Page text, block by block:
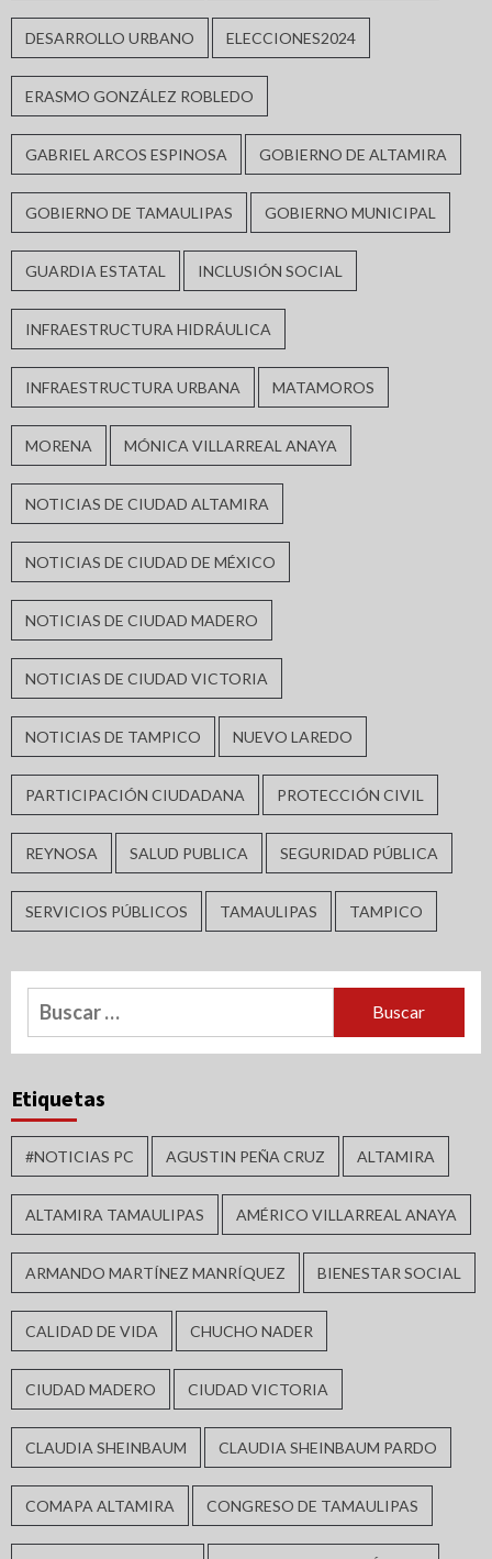
DESARROLLO URBANO ELECCIONES2024
ERASMO GONZÁLEZ ROBLEDO
GABRIEL ARCOS ESPINOSA GOBIERNO DE ALTAMIRA
GOBIERNO DE TAMAULIPAS GOBIERNO MUNICIPAL
GUARDIA ESTATAL INCLUSIÓN SOCIAL
INFRAESTRUCTURA HIDRÁULICA
INFRAESTRUCTURA URBANA MATAMOROS
MORENA MÓNICA VILLARREAL ANAYA
NOTICIAS DE CIUDAD ALTAMIRA
NOTICIAS DE CIUDAD DE MÉXICO
NOTICIAS DE CIUDAD MADERO
NOTICIAS DE CIUDAD VICTORIA
NOTICIAS DE TAMPICO NUEVO LAREDO
PARTICIPACIÓN CIUDADANA PROTECCIÓN CIVIL
REYNOSA SALUD PUBLICA SEGURIDAD PÚBLICA
SERVICIOS PÚBLICOS TAMAULIPAS TAMPICO
Buscar:
Etiquetas
#NOTICIAS PC AGUSTIN PEÑA CRUZ ALTAMIRA
ALTAMIRA TAMAULIPAS AMÉRICO VILLARREAL ANAYA
ARMANDO MARTÍNEZ MANRÍQUEZ BIENESTAR SOCIAL
CALIDAD DE VIDA CHUCHO NADER
CIUDAD MADERO CIUDAD VICTORIA
CLAUDIA SHEINBAUM CLAUDIA SHEINBAUM PARDO
COMAPA ALTAMIRA CONGRESO DE TAMAULIPAS